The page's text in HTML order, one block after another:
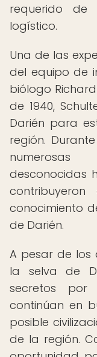
requerido
logístico.
Una de las
del equipo de
biólogo
de 1940,
Darién para
región.
desconocidas
conocimiento
de Darién.
A pesar de los
la selva de
secretos por
continúan en
posible
de la región.